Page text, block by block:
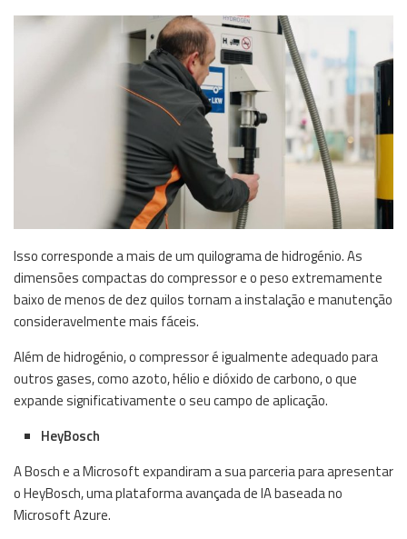
Isso corresponde a mais de um quilograma de hidrogénio. As
dimensões compactas do compressor e o peso extremamente
baixo de menos de dez quilos tornam a instalação e manutenção
consideravelmente mais fáceis.
Além de hidrogénio, o compressor é igualmente adequado para
outros gases, como azoto, hélio e dióxido de carbono, o que
expande significativamente o seu campo de aplicação.
HeyBosch
A Bosch e a Microsoft expandiram a sua parceria para apresentar
o HeyBosch, uma plataforma avançada de IA baseada no
Microsoft Azure.